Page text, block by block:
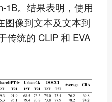
1B。结果表明，使用
图像到文本及文本到
传统的 CLIP 和 EVA